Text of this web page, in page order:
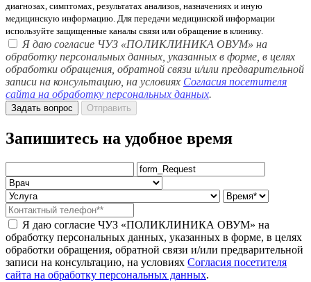
диагнозах, симптомах, результатах анализов, назначениях и иную
медицинскую информацию. Для передачи медицинской информации
используйте защищенные каналы связи или обращение в клинику.
Я даю согласие ЧУЗ «ПОЛИКЛИНИКА ОВУМ» на
обработку персональных данных, указанных в форме, в целях
обработки обращения, обратной связи и/или предварительной
записи на консультацию, на условиях Согласия посетителя
сайта на обработку персональных данных.
Задать вопрос Отправить
Запишитесь на удобное время
Я даю согласие ЧУЗ «ПОЛИКЛИНИКА ОВУМ» на
обработку персональных данных, указанных в форме, в целях
обработки обращения, обратной связи и/или предварительной
записи на консультацию, на условиях Согласия посетителя
сайта на обработку персональных данных.